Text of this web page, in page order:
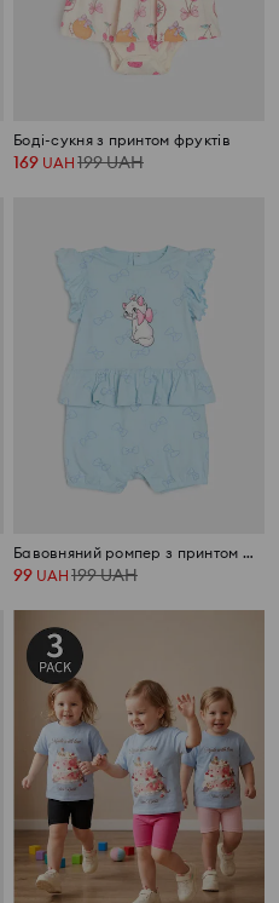
Боді-сукня з принтом фруктів
169 UAH 199UAH
Бавовняний ромпер з принтом Marie
99 UAH 199UAH